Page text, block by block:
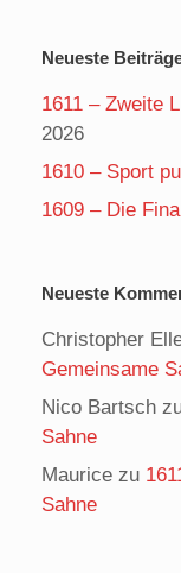
Neueste
1611 – Zweite
2026
1610 – Sport
1609 – Die
Neueste
Christopher
Gemeinsame
Nico Bartsch
Sahne
Maurice zu
Sahne